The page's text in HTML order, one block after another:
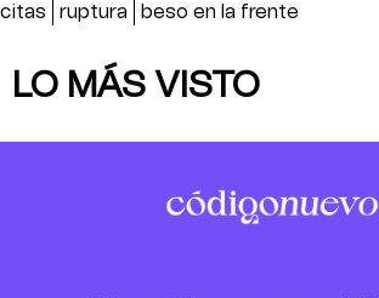
citas ruptura beso en la frente
LO MÁS VISTO